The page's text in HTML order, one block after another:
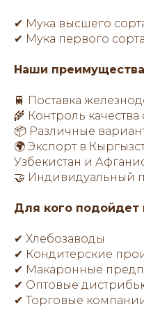
✔ Мука высшего
✔ Мука первого сорта
Наши
🚆 Поставка
🌾 Контроль качества
📦 Различные
🌍 Экспорт в
Узбекистан и
🤝 Индивидуальный
Для кого подойдет
✔ Хлебозаводы
✔ Кондитерские
✔ Макаронные
✔ Оптовые
✔ Торговые